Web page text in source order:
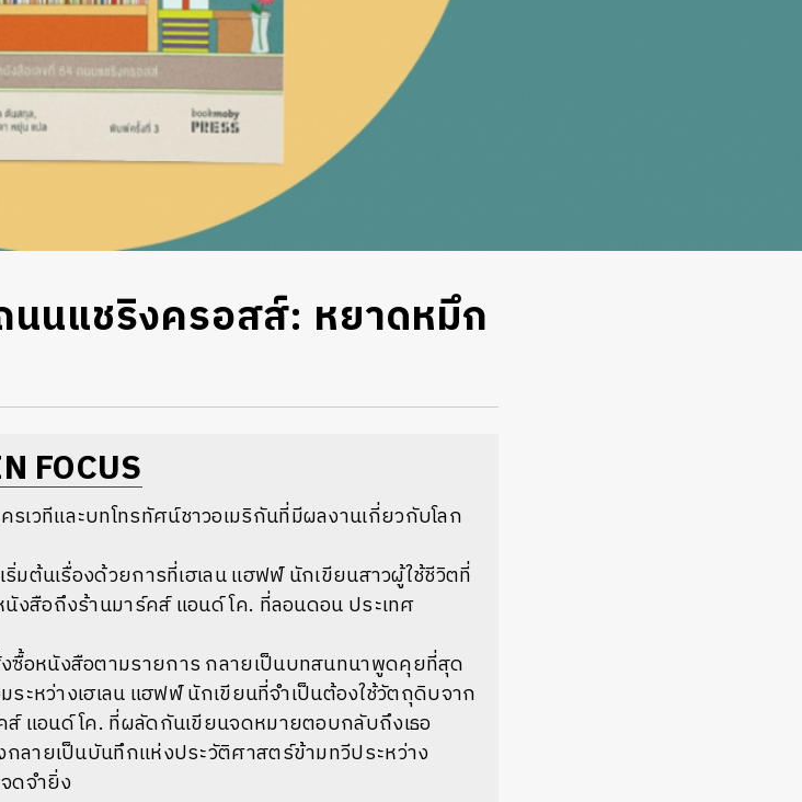
นนแชริงครอสส์: หยาดหมึก
FOCUS
รเวทีและบทโทรทัศน์ชาวอเมริกันที่มีผลงานเกี่ยวกับโลก
มต้นเรื่องด้วยการที่เฮเลน แฮฟฟ์ นักเขียนสาวผู้ใช้ชีวิตที่
งสือถึงร้านมาร์คส์ แอนด์ โค. ที่ลอนดอน ประเทศ
ซื้อหนังสือตามรายการ กลายเป็นบทสนทนาพูดคุยที่สุด
ระหว่างเฮเลน แฮฟฟ์ นักเขียนที่จำเป็นต้องใช้วัตถุดิบจาก
แอนด์ โค. ที่ผลัดกันเขียนจดหมายตอบกลับถึงเธอ
ลายเป็นบันทึกแห่งประวัติศาสตร์ข้ามทวีประหว่าง
ดจำยิ่ง